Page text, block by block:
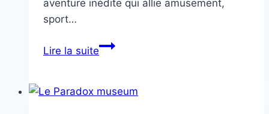
aventure inédite qui allie amusement,
sport…
Lire la suiteRush
Paris